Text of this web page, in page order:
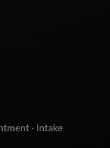
· Intake